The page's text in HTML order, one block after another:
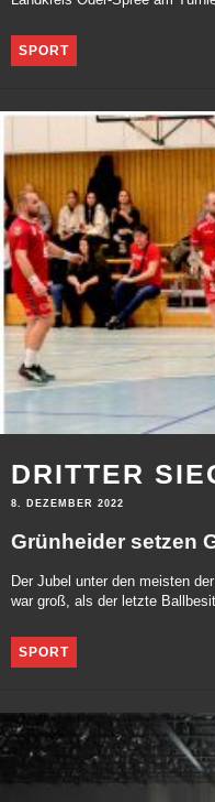
SPORT
DRITTER
8. DEZEMBER 2022
Grünheider setzen
Der Jubel unter den meisten
war groß, als der letzte
SPORT